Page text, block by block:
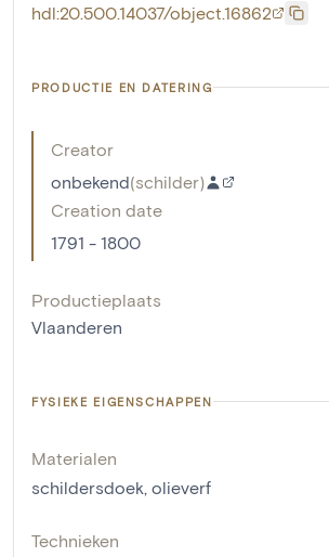
hdl:20.500.14037/object.16862
PRODUCTIE EN DATERING
Creator
onbekend(schilder)
Creation date
1791 - 1800
Productieplaats
Vlaanderen
FYSIEKE EIGENSCHAPPEN
Materialen
schildersdoek olieverf
Technieken